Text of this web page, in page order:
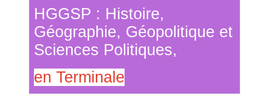
HGGSP : Histoire,
Géographie, Géopolitique et
Sciences Politiques,
en Terminale